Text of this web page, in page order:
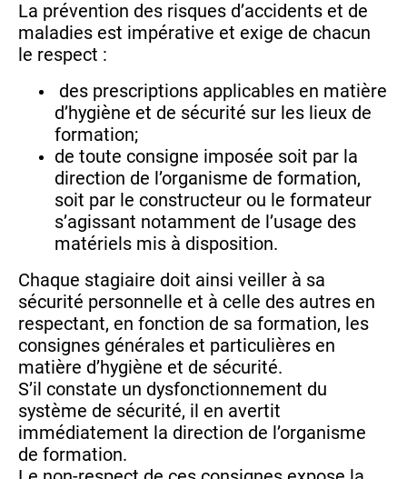
La prévention des risques d’accidents et de
maladies est impérative et exige de chacun
le respect :
des prescriptions applicables en matière
d’hygiène et de sécurité sur les lieux de
formation;
de toute consigne imposée soit par la
direction de l’organisme de formation,
soit par le constructeur ou le formateur
s’agissant notamment de l’usage des
matériels mis à disposition.
Chaque stagiaire doit ainsi veiller à sa
sécurité personnelle et à celle des autres en
respectant, en fonction de sa formation, les
consignes générales et particulières en
matière d’hygiène et de sécurité.
S’il constate un dysfonctionnement du
système de sécurité, il en avertit
immédiatement la direction de l’organisme
de formation.